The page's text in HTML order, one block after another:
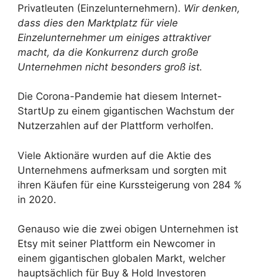
Privatleuten (Einzelunternehmern). Wir denken,
dass dies den Marktplatz für viele
Einzelunternehmer um einiges attraktiver
macht, da die Konkurrenz durch große
Unternehmen nicht besonders groß ist.
Die Corona-Pandemie hat diesem Internet-
StartUp zu einem gigantischen Wachstum der
Nutzerzahlen auf der Plattform verholfen.
Viele Aktionäre wurden auf die Aktie des
Unternehmens aufmerksam und sorgten mit
ihren Käufen für eine Kurssteigerung von 284 %
in 2020.
Genauso wie die zwei obigen Unternehmen ist
Etsy mit seiner Plattform ein Newcomer in
einem gigantischen globalen Markt, welcher
hauptsächlich für Buy & Hold Investoren